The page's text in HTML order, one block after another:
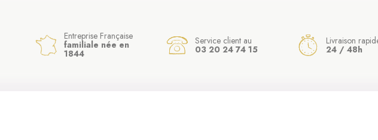
Entreprise Française
familiale née en
1844
Service client au
03 20 24 74 15
Livraison
24 / 48h